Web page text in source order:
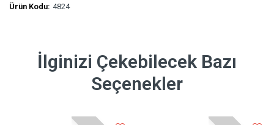
Ürün Kodu: 4824
İlginizi Çekebilecek Bazı
Seçenekler